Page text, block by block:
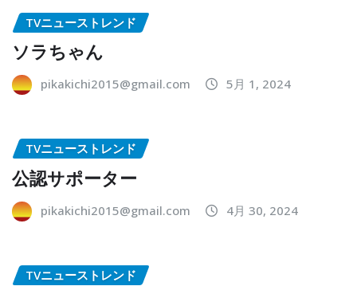
TVニューストレンド
ソラちゃん
pikakichi2015@gmail.com 5月 1, 2024
TVニューストレンド
公認サポーター
pikakichi2015@gmail.com 4月 30, 2024
TVニューストレンド